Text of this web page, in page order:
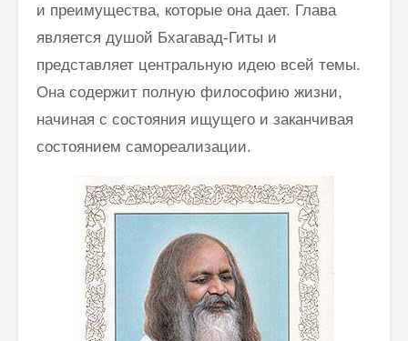
и преимущества, которые она дает. Глава
является душой Бхагавад-Гиты и
представляет центральную идею всей темы.
Она содержит полную философию жизни,
начиная с состояния ищущего и заканчивая
состоянием самореализации.
моменту и
окружению
Махариши
Махеш Йоги:
“Неправильное
толкование Вед,
Упанишад,
Гиты, всей этой
философии
Веданты,
философии
йоги…”
Три облика
Махариши